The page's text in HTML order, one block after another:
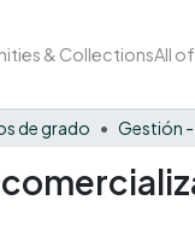
& CollectionsAll
de grado Gestión -